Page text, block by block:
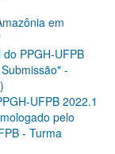
em
PPGH-UFPB
-
UFPB 2022.1
pelo
- Turma